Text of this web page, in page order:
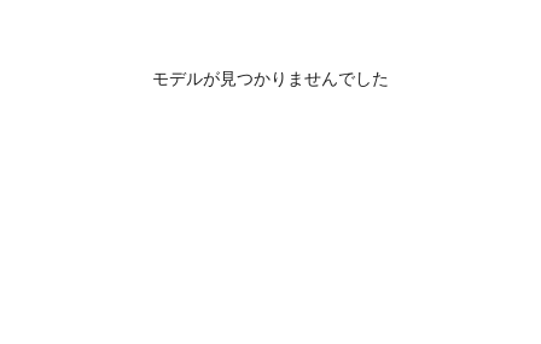
モデルが見つかりませんでした